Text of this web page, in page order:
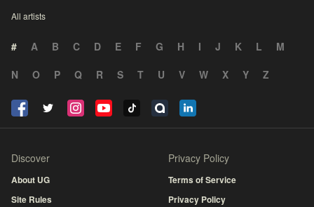
All artists
# A B C D E F G H I J K L
M
N
O P Q R S T U V W X Y Z
Discover
About UG
Site Rules
Privacy Policy
Terms of Service
Privacy Policy